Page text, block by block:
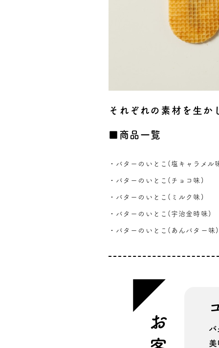
それぞれの素材を生
■商品一覧
・バターのいとこ(塩キャラメル
・バターのいとこ(チョコ味)
・バターのいとこ(ミルク味)
・バターのいとこ(宇治金時味)
・バターのいとこ(あんバター味)